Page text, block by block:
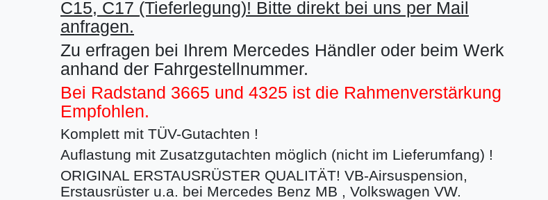
C15, C17 (Tieferlegung)! Bitte direkt bei uns per Mail
anfragen.
Zu erfragen bei Ihrem Mercedes Händler oder beim Werk
anhand der Fahrgestellnummer.
Bei Radstand 3665 und 4325 ist die Rahmenverstärkung
Empfohlen.
Komplett mit TÜV-Gutachten !
Auflastung mit Zusatzgutachten möglich (nicht im Lieferumfang) !
ORIGINAL ERSTAUSRÜSTER QUALITÄT! VB-Airsuspension,
Erstausrüster u.a. bei Mercedes Benz MB , Volkswagen VW.